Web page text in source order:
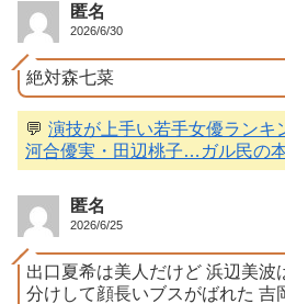
匿名
2026/6/30
絶対森七菜
💬 演技が上手い若手女優ランキ
河合優実・田辺桃子…ガル民の
匿名
2026/6/25
出口夏希は美人だけど 浜辺美波
分けして顔長いブスがばれた 吉